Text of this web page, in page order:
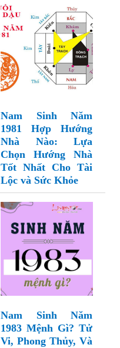
Nam Sinh Năm
1981 Hợp Hướng
Nhà Nào: Lựa
Chọn Hướng Nhà
Tốt Nhất Cho Tài
Lộc và Sức Khỏe
Nam Sinh Năm
1983 Mệnh Gì? Tử
Vi, Phong Thủy, Và